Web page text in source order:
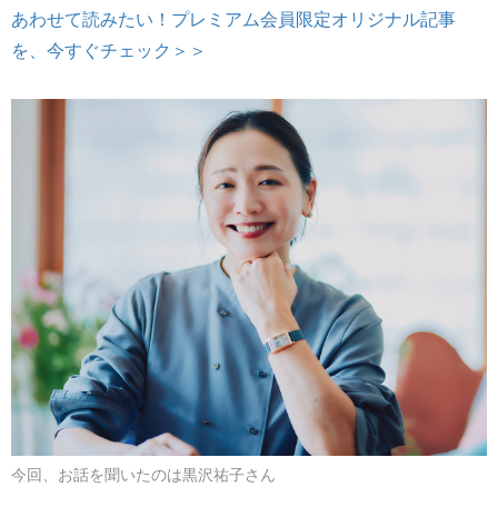
あわせて読みたい！プレミアム会員限定オリジナル記事
を、今すぐチェック＞＞
今回、お話を聞いたのは黒沢祐子さん